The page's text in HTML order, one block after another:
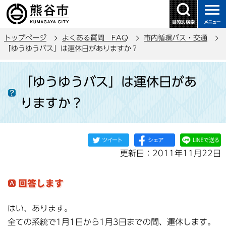
の
トップページ よくある質問 FAQ
市内循環バス・交通
「ゆうゆうバス」は運休日がありますか？
「ゆうゆうバス」は運休日があ
りますか？
更新日：2011年11月22日
はい、あります。
全ての系統で1月1日から1月3日までの間、運休します。